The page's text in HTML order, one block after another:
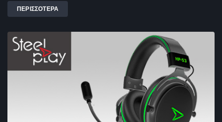
ΠΕΡΙΣΣΟΤΕΡΑ